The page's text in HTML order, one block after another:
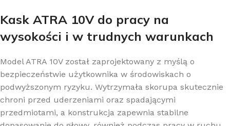
Kask ATRA 10V do pracy na
wysokości i w trudnych warunkach
Model ATRA 10V został zaprojektowany z myślą o
bezpieczeństwie użytkownika w środowiskach o
podwyższonym ryzyku. Wytrzymała skorupa skutecznie
chroni przed uderzeniami oraz spadającymi
przedmiotami, a konstrukcja zapewnia stabilne